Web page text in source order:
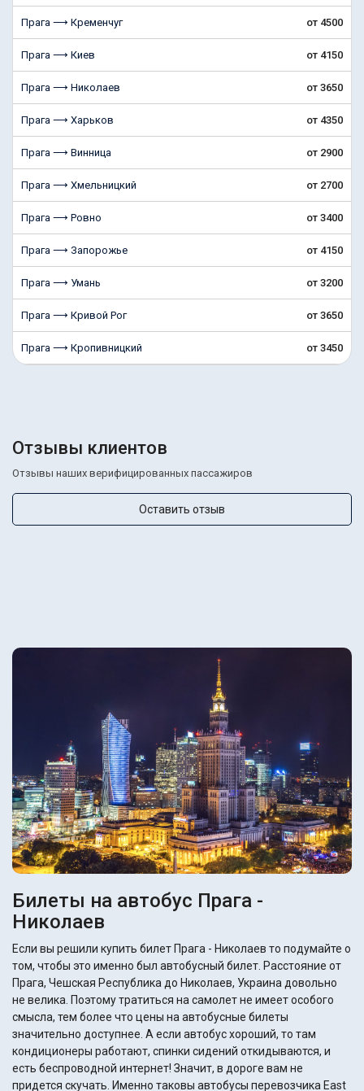
Прага ⟶ Кременчуг от 4500
Прага ⟶ Киев от 4150
Прага ⟶ Николаев от 3650
Прага ⟶ Харьков от 4350
Прага ⟶ Винница от 2900
Прага ⟶ Хмельницкий от 2700
Прага ⟶ Ровно от 3400
Прага ⟶ Запорожье от 4150
Прага ⟶ Умань от 3200
Прага ⟶ Кривой Рог от 3650
Прага ⟶ Кропивницкий от 3450
Отзывы клиентов
Отзывы наших верифицированных пассажиров
Оставить отзыв
Билеты на автобус Прага -
Николаев
Если вы решили купить билет Прага - Николаев то подумайте о
том, чтобы это именно был автобусный билет. Расстояние от
Прага, Чешская Республика до Николаев, Украина довольно
не велика. Поэтому тратиться на самолет не имеет особого
смысла, тем более что цены на автобусные билеты
значительно доступнее. А если автобус хороший, то там
кондиционеры работают, спинки сидений откидываются, и
есть беспроводной интернет! Значит, в дороге вам не
придется скучать. Именно таковы автобусы перевозчика East